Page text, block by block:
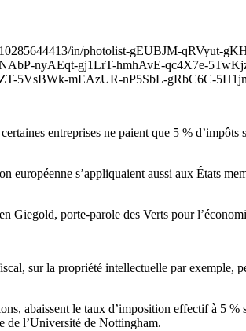
in/photolist-gEUBJM-qRVyut-
nyAEqt-gj1LrT-hmhAvE-qc4X7e-
5VsBWk-mEAzUR-nP5SbL-gRbC6C-
entreprises ne paient que 5 %
européenne s’appliquaient aussi aux États
Giegold, porte-parole des Verts pour
sur la propriété intellectuelle par exemple,
abaissent le taux d’imposition effectif à 5 %
de l’Université de Nottingham.